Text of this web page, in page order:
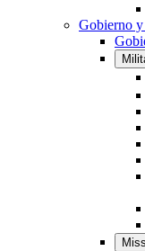
Gobierno y